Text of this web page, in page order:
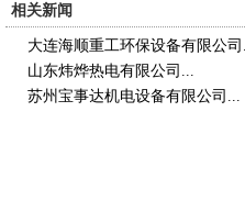
相关新闻
大连海顺重工环保设备有限公司
山东炜烨热电有限公司...
苏州宝事达机电设备有限公司...